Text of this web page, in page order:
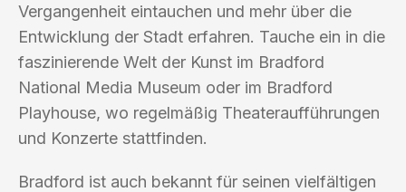
Vergangenheit eintauchen und mehr über die
Entwicklung der Stadt erfahren. Tauche ein in die
faszinierende Welt der Kunst im Bradford
National Media Museum oder im Bradford
Playhouse, wo regelmäßig Theateraufführungen
und Konzerte stattfinden.
Bradford ist auch bekannt für seinen vielfältigen